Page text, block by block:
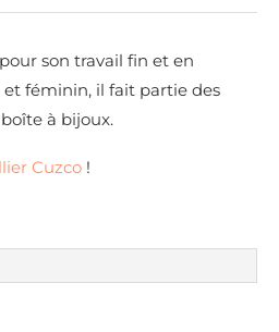
son travail fin et en
féminin, il fait partie des
à bijoux.
Cuzco !